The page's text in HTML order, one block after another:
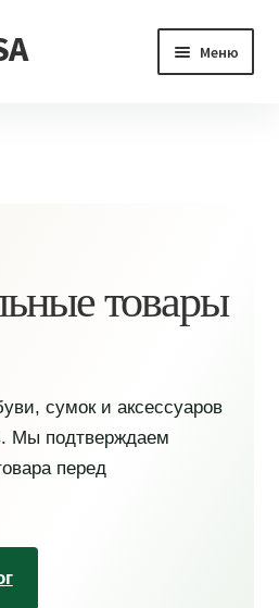
Меню
товары
сумок и аксессуаров
Мы подтверждаем
перед